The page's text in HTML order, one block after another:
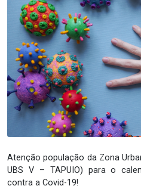
Atenção população da Zona
UBS V – TAPUIO) para o
contra a Covid-19!